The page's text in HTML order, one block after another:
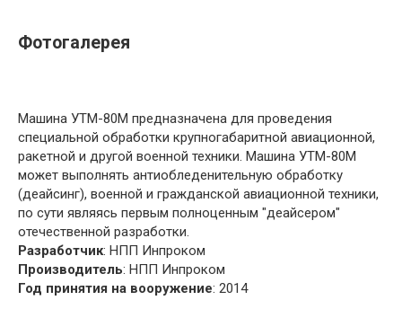
Фотогалерея
Машина УТМ-80М предназначена для проведения
специальной обработки крупногабаритной авиационной,
ракетной и другой военной техники. Машина УТМ-80М
может выполнять антиобледенительную обработку
(деайсинг), военной и гражданской авиационной техники,
по сути являясь первым полноценным "деайсером"
отечественной разработки.
Разработчик: НПП Инпроком
Производитель: НПП Инпроком
Год принятия на вооружение: 2014